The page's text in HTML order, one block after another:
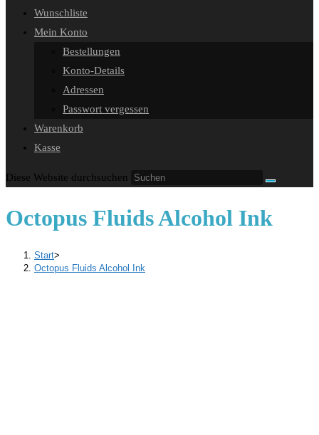
Wunschliste
Mein Konto
Bestellungen
Konto-Details
Adressen
Passwort vergessen
Warenkorb
Kasse
Diese Website durchsuchen
Octopus Fluids Alcohol Ink
Start>
Octopus Fluids Alcohol Ink